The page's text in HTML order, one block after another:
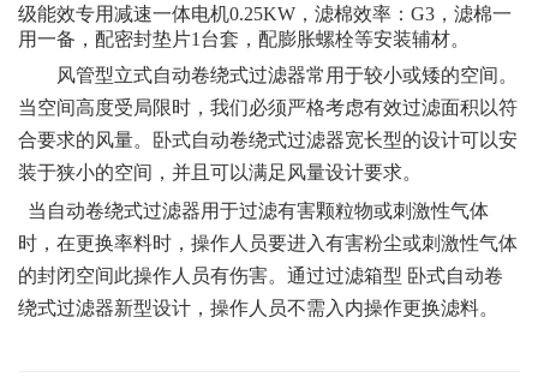
级能效专用减速一体电机0.25KW ，滤棉效率： G3 ，滤棉一
用一备，配密封垫片1 台套，配膨胀螺栓等安装辅材。
风管型立式自动卷绕式过滤器常用于较小或矮的空间。
当空间高度受局限时，我们必须严格考虑有效过滤面积以符
合要求的风量。卧式自动卷绕式过滤器宽长型的设计可以安
装于狭小的空间，并且可以满足风量设计要求。
当自动卷绕式过滤器用于过滤有害颗粒物或刺激性气体
时，在更换率料时，操作人员要进入有害粉尘或刺激性气体
的封闭空间此操作人员有伤害。通过过滤箱型 卧式自动卷
绕式过滤器新型设计，操作人员不需入内操作更换滤料。